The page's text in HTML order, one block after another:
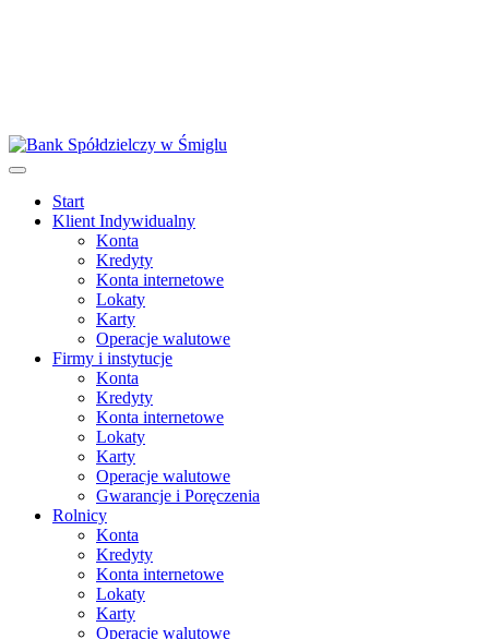
Start
Klient Indywidualny
Konta
Kredyty
Konta internetowe
Lokaty
Karty
Operacje walutowe
Firmy i instytucje
Konta
Kredyty
Konta internetowe
Lokaty
Karty
Operacje walutowe
Gwarancje i Poręczenia
Rolnicy
Konta
Kredyty
Konta internetowe
Lokaty
Karty
Operacje walutowe